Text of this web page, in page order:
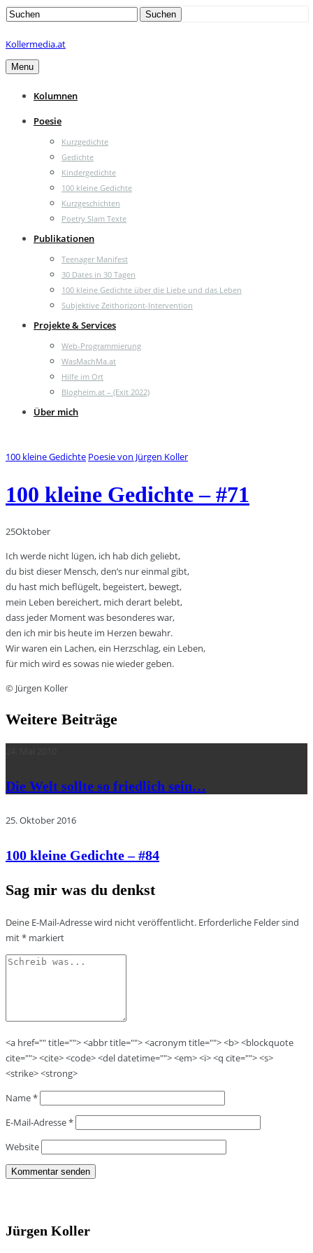
Search
Suchen
Kollermedia.at
Menu
Kolumnen
Poesie
Kurzgedichte
Gedichte
Kindergedichte
100 kleine Gedichte
Kurzgeschichten
Poetry Slam Texte
Publikationen
Teenager Manifest
30 Dates in 30 Tagen
100 kleine Gedichte über die Liebe und das Leben
Subjektive Zeithorizont-Intervention
Projekte & Services
Web-Programmierung
WasMachMa.at
Hilfe im Ort
Blogheim.at – (Exit 2022)
Über mich
100 kleine Gedichte Poesie von Jürgen Koller
100 kleine Gedichte – #71
25Oktober
Ich werde nicht lügen, ich hab dich geliebt,
du bist dieser Mensch, den’s nur einmal gibt,
du hast mich beflügelt, begeistert, bewegt,
mein Leben bereichert, mich derart belebt,
dass jeder Moment was besonderes war,
den ich mir bis heute im Herzen bewahr.
Wir waren ein Lachen, ein Herzschlag, ein Leben,
für mich wird es sowas nie wieder geben.
© Jürgen Koller
Weitere Beiträge
Die Welt sollte so friedlich sein…
25. Oktober 2016
100 kleine Gedichte – #84
Sag mir was du denkst
Deine E-Mail-Adresse wird nicht veröffentlicht. Erforderliche Felder sind
mit* markiert
<a href="" title=""> <abbr title=""> <acronym title=""> <b> <blockquote
cite=""> <cite> <code> <del datetime=""> <em> <i> <q cite=""> <s>
<strike> <strong>
Name*
E-Mail-Adresse*
Website
Jürgen Koller